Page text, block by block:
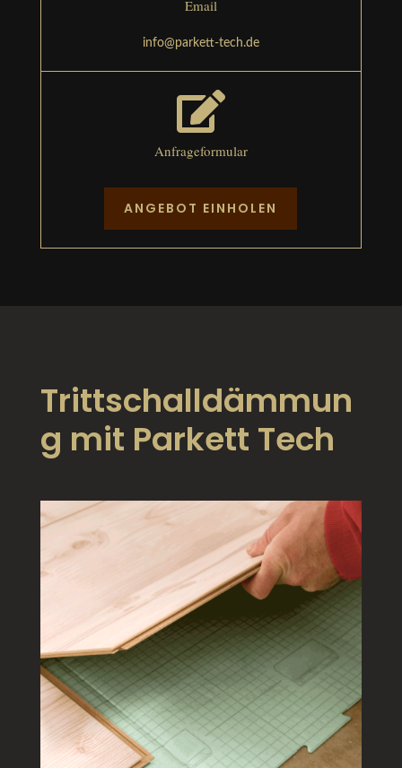
Email
info@parkett-tech.de

Anfrageformular
ANGEBOT EINHOLEN
Trittschalldämmun
g mit Parkett Tech